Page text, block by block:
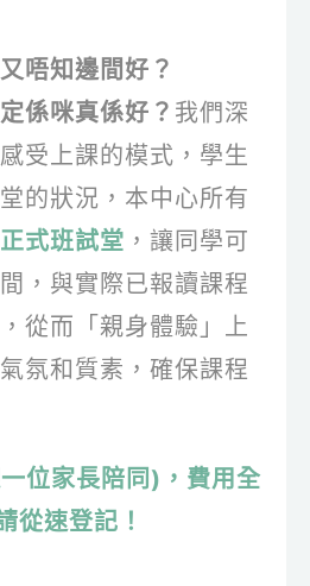
唔知邊間好？
係咪真係好？ 我們深
受上課的模式，學生
的狀況，本中心所有
式班試堂 ，讓同學可
，與實際已報讀課程
從而「親身體驗」上
氛和質素，確保課程
位家長陪同)，費用全
從速登記！